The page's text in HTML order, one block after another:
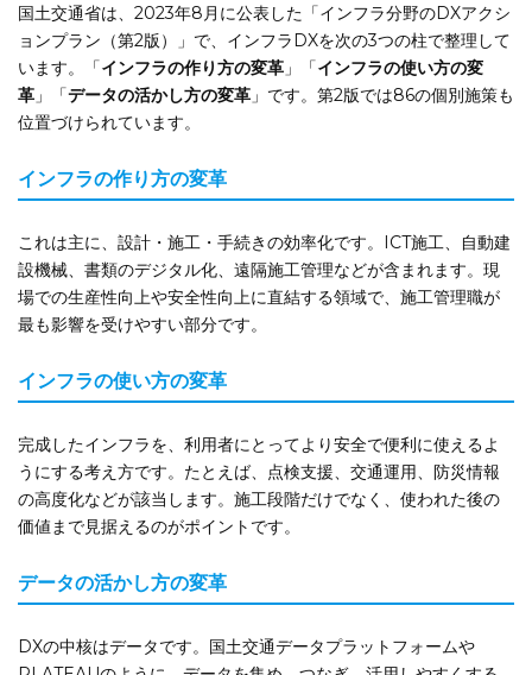
国土交通省は、2023年8月に公表した「インフラ分野のDXアクシ
ョンプラン（第2版）」で、インフラDXを次の3つの柱で整理して
います。「インフラの作り方の変革 」「インフラの使い方の変
革 」「データの活かし方の変革 」です。第2版では86の個別施策も
位置づけられています。
インフラの作り方の変革
これは主に、設計・施工・手続きの効率化です。ICT施工、自動建
設機械、書類のデジタル化、遠隔施工管理などが含まれます。現
場での生産性向上や安全性向上に直結する領域で、施工管理職が
最も影響を受けやすい部分です。
インフラの使い方の変革
完成したインフラを、利用者にとってより安全で便利に使えるよ
うにする考え方です。たとえば、点検支援、交通運用、防災情報
の高度化などが該当します。施工段階だけでなく、使われた後の
価値まで見据えるのがポイントです。
データの活かし方の変革
DXの中核はデータです。国土交通データプラットフォームや